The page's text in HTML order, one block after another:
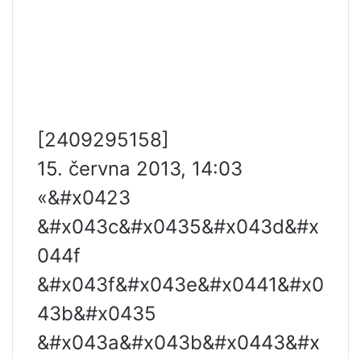
[2409295158]
15. června 2013, 14:03
«&#x0423
&#x043c&#x0435&#x043d&#x
044f
&#x043f&#x043e&#x0441&#x0
43b&#x0435
&#x043a&#x043b&#x0443&#x